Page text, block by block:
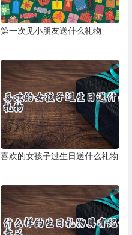
第一次见小朋友送什么礼物
喜欢的女孩子过生日送什么礼物